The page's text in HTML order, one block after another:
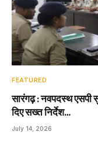
FEATURED
सारंगढ़ : नवपदस्थ एसपी
दिए सख्त निर्देश…
July 14, 2026